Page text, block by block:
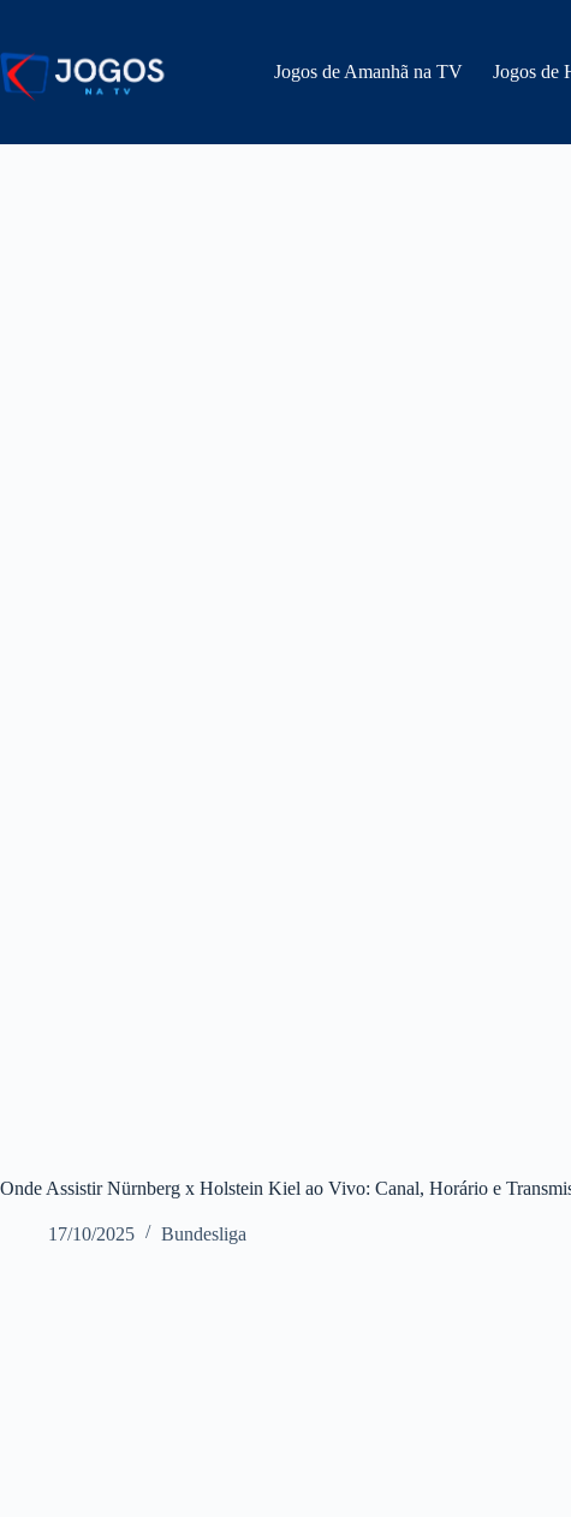
o
conteúdo
Jogos de Amanhã na TV Jogos de
Onde Assistir Nürnberg x Holstein Kiel ao Vivo: Canal, Horário e
17/10/2025 Bundesliga